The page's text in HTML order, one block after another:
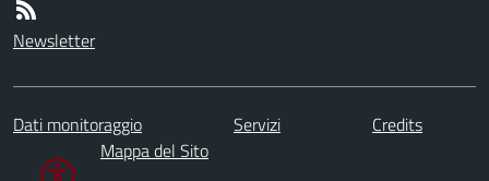
Newsletter
Dati monitoraggio Servizi
Credits
Mappa del Sito